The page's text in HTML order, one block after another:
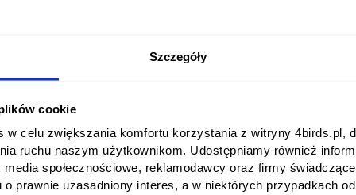
Szczegóły
cookie
w celu zwiększania komfortu korzystania z witryny 4birds.pl,
ruchu naszym użytkownikom. Udostępniamy również
społecznościowe, reklamodawcy oraz firmy
prawnie uzasadniony interes, a w niektórych przypadkach
dopasowując flagę idealnie do miejsca ekspozycji
której nie da się przeoczyć
efektowne nośniki promocji. Ich charakterystyczny
– przed sklepem, salonem usługowym,
w technologiidruku termotransferowego, który
jest prosta w montażu i wygodna w transporcie,